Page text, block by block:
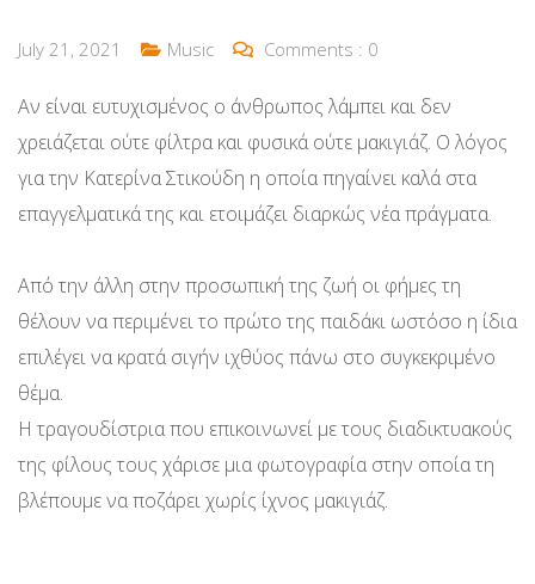
July 21, 2021 Music Comments : 0
Αν είναι ευτυχισμένος ο άνθρωπος λάμπει και δεν
χρειάζεται ούτε φίλτρα και φυσικά ούτε μακιγιάζ. Ο λόγος
για την Κατερίνα Στικούδη η οποία πηγαίνει καλά στα
επαγγελματικά της και ετοιμάζει διαρκώς νέα πράγματα.
Από την άλλη στην προσωπική της ζωή οι φήμες τη
θέλουν να περιμένει το πρώτο της παιδάκι ωστόσο η ίδια
επιλέγει να κρατά σιγήν ιχθύος πάνω στο συγκεκριμένο
θέμα.
Η τραγουδίστρια που επικοινωνεί με τους διαδικτυακούς
της φίλους τους χάρισε μια φωτογραφία στην οποία τη
βλέπουμε να ποζάρει χωρίς ίχνος μακιγιάζ.